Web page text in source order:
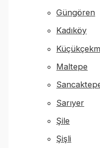
Güngören
Kadıköy
Maltepe
Sarıyer
Şile
Şişli